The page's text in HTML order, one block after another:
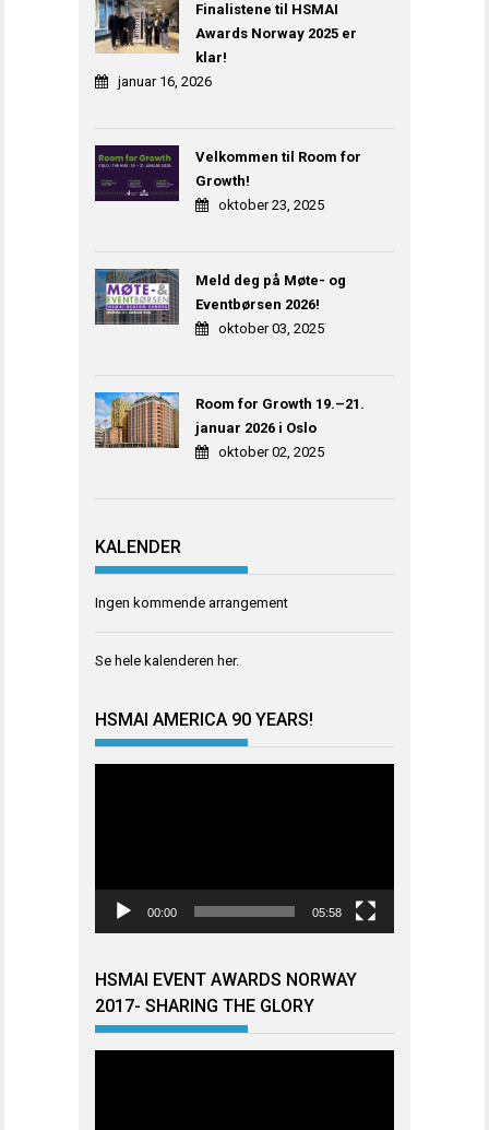
Finalistene til HSMAI
Awards Norway 2025 er
klar!
januar 16, 2026
Velkommen til Room for
Growth!
oktober 23, 2025
Meld deg på Møte- og
Eventbørsen 2026!
oktober 03, 2025
Room for Growth 19.–21.
januar 2026 i Oslo
oktober 02, 2025
KALENDER
Ingen kommende arrangement
Se hele kalenderen her.
HSMAI AMERICA 90 YEARS!
00:00 05:58
HSMAI EVENT AWARDS NORWAY
2017- SHARING THE GLORY